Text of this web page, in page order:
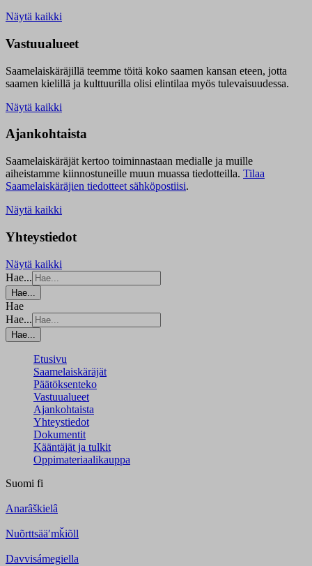
Näytä kaikki
Vastuualueet
Saamelaiskäräjillä teemme töitä koko saamen kansan eteen, jotta
saamen kielillä ja kulttuurilla olisi elintilaa myös tulevaisuudessa.
Näytä kaikki
Ajankohtaista
Saamelaiskäräjät kertoo toiminnastaan medialle ja muille
aiheistamme kiinnostuneille muun muassa tiedotteilla. Tilaa
Saamelaiskäräjien tiedotteet sähköpostiisi.
Näytä kaikki
Yhteystiedot
Näytä kaikki
Hae...
Hae...
Hae
Hae...
Hae...
Etusivu
Saamelaiskäräjät
Päätöksenteko
Vastuualueet
Ajankohtaista
Yhteystiedot
Dokumentit
Kääntäjät ja tulkit
Oppimateriaalikauppa
Suomi fi
Anarâškielâ
Nuõrttsääʹmǩiõll
Davvisámegiella